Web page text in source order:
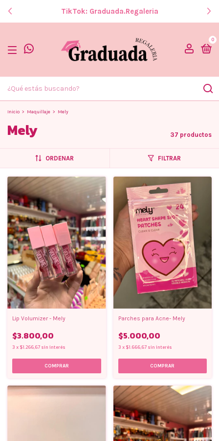
TikTok: Graduada.regaleria
0
Inicio > Maquillaje > Mely
Mely 37 productos
ORDENAR FILTRAR
Lip Volumizer - Mely
$3.800,00
3 x $1.266,67 sin interés
COMPRAR
Parches para Acne- Mely
$5.000,00
3 x $1.666,67 sin interés